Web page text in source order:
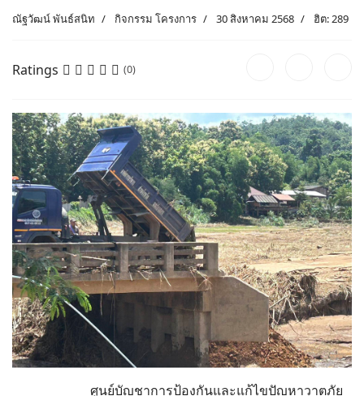
ณัฐวัฒน์ พันธ์สนิท กิจกรรม โครงการ 30 สิงหาคม 2568 ฮิต: 289
Ratings (0)
ศูนย์บัญชาการป้องกันและแก้ไขปัญหาวาตภัย